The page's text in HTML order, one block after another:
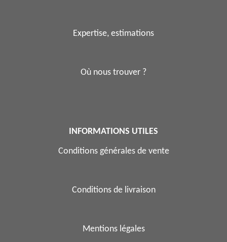
Expertise, estimations
Où nous trouver ?
INFORMATIONS UTILES
Conditions générales de vente
Conditions de livraison
Mentions légales